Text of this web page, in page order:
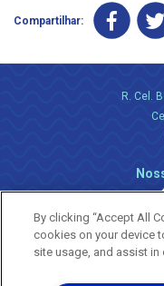
Compartilhar:
R. Cel.
By clicking “Accept All
cookies on your device
site usage, and assist